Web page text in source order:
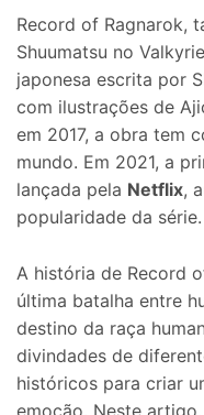
Record of Ragnarok,
Shuumatsu no
japonesa escrita por
com ilustrações de
em 2017, a obra tem
mundo. Em 2021, a
lançada pela Netflix,
popularidade da série.
A história de Record
última batalha entre
destino da raça
divindades de
históricos para criar
emoção. Neste